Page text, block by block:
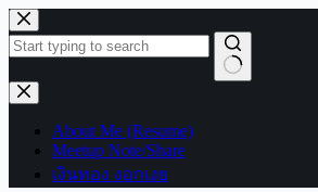
Skip
to
content
No
results
About Me (Resume)
Meetup Note/Share
เงินทอง งอกเงย